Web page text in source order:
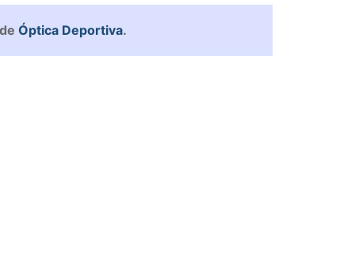
Óptica Deportiva.